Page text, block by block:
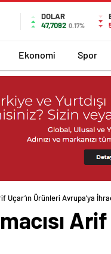
DOLAR
47,7092 0.17%
Ekonomi Spor
Uçar’ın Ürünleri Avrupa’ya